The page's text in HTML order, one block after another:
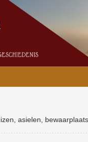
asielen,